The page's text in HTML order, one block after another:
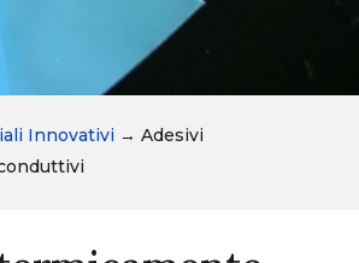
Innovativi → Adesivi